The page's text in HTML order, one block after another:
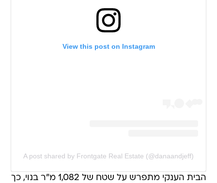
View this post on Instagram
A post shared by Frontgate Real Estate (@danaandjeff)
הבית הענקי מתפרש על שטח של 1,082 מ"ר בנוי, כך